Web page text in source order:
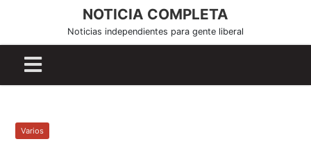
i
NOTICIA COMPLETA
Noticias independientes para gente liberal
Varios